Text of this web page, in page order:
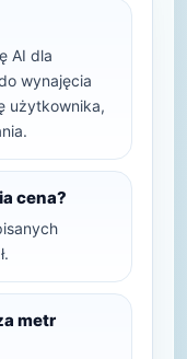
AI dla
wynajęcia
użytkownika,
cena?
metr